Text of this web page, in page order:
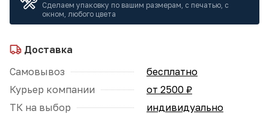
Сделаем упаковку по вашим размерам, с печатью, с
окном, любого цвета
Доставка
Самовывоз
бесплатно
Курьер компании
от 2500 ₽
ТК на выбор
индивидуально